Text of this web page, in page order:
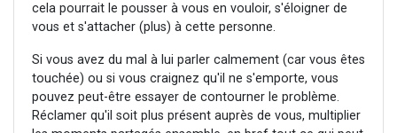
cela pourrait le pousser à vous en vouloir, s'éloigner de
vous et s'attacher (plus) à cette personne.
Si vous avez du mal à lui parler calmement (car vous êtes
touchée) ou si vous craignez qu'il ne s'emporte, vous
pouvez peut-être essayer de contourner le problème.
Réclamer qu'il soit plus présent auprès de vous, multiplier